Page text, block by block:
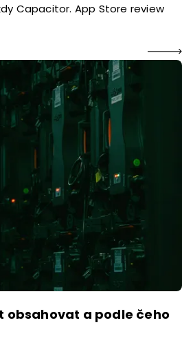
Capacitor. App Store review
obsahovat a podle čeho